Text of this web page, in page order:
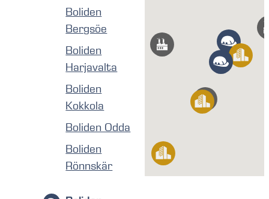
Boliden
Bergsöe
Boliden
Harjavalta
Boliden
Kokkola
Boliden Odda
Boliden
Rönnskär